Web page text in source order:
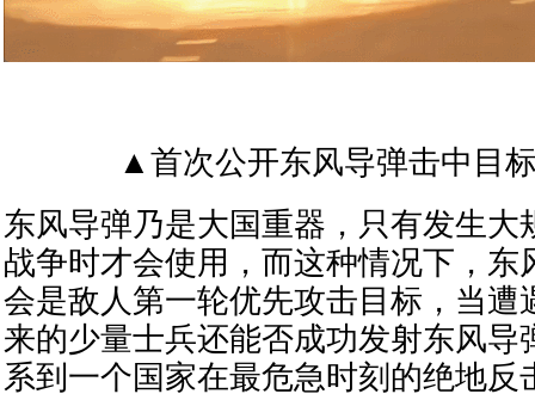
▲首次公开东风导弹击中目
东风导弹乃是大国重器，只有发生大
战争时才会使用，而这种情况下，东
会是敌人第一轮优先攻击目标，当遭
来的少量士兵还能否成功发射东风导
系到一个国家在最危急时刻的绝地反